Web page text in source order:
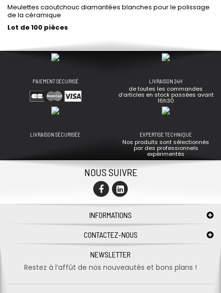
Meulettes caoutchouc diamantées blanches pour le polissage
de la céramique
Lot de 100 pièces
PAIEMENT SÉCURISÉ LIVRAISON 24H
de toutes les commandes
d’articles en stock passées avant
16h30
LIVRAISON SÉCURISÉE EXPERTISE TECHNIQUE
Nos produits sont sélectionnés
par des professionnels
expérimentés
NOUS SUIVRE
INFORMATIONS
CONTACTEZ-NOUS
NEWSLETTER
Restez à l’affût de nos nouveautés et bons plans !